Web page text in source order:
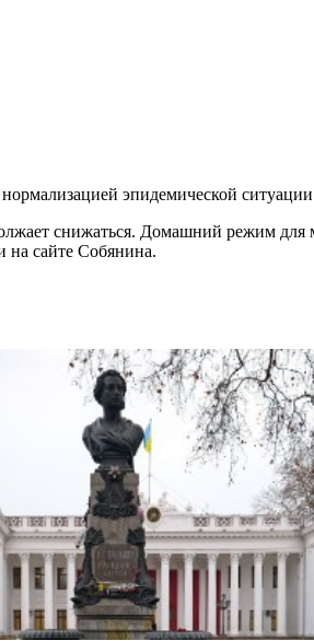
эпидемической
снижаться. Домашний режим
на сайте Собянина.